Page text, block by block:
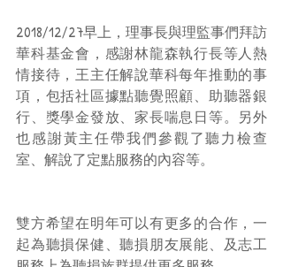
2018/12/27早上，理事長與理監事們拜訪
華科基金會，感謝林龍森執行長等人熱
情接待，王主任解說華科每年推動的事
項，包括社區據點聽覺照顧、助聽器銀
行、獎學金發放、家長喘息日等。另外
也感謝黃主任帶我們參觀了聽力檢查
室、解說了定點服務的內容等。
雙方希望在明年可以有更多的合作，一
起為聽損保健、聽損朋友展能、及志工